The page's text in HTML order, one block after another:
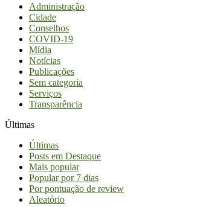
Administração
Cidade
Conselhos
COVID-19
Mídia
Notícias
Publicações
Sem categoria
Serviços
Transparência
Últimas
Últimas
Posts em Destaque
Mais popular
Popular por 7 dias
Por pontuação de review
Aleatório